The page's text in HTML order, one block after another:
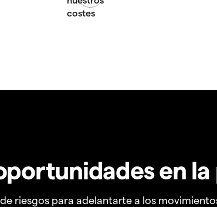
en
riesgos para adelantarte a los